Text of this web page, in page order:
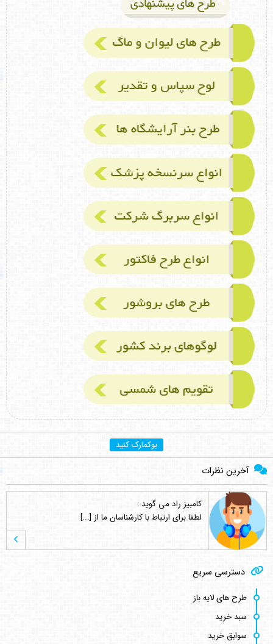
بوکمارک کنید
آخرین نظرات
کامبیز رادمی گوید :
لطفا برای ارتباط با کارشناسان ما از [...]
کامبیز راددسترسی سریع
طرح های لایه باز
سبد خرید
سوابق خرید